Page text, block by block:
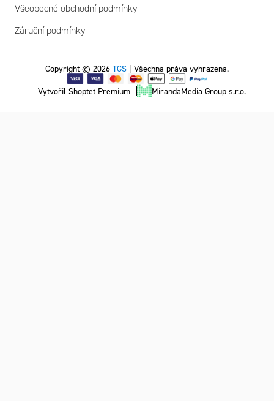
Všeobecné obchodní podmínky
Záruční podmínky
Vytvořil Shoptet Premium MirandaMedia Group s.r.o.
Copyright © 2026 TGS | Všechna práva vyhrazena.